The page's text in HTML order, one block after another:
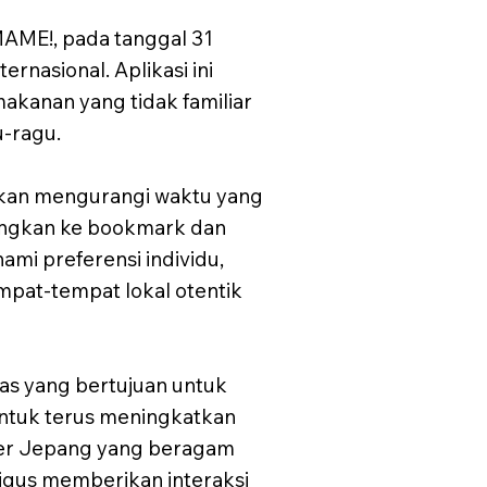
pada tanggal 31
Aplikasi ini
yang tidak familiar
ragu.
mengurangi waktu yang
ke bookmark dan
preferensi individu,
tempat lokal otentik
yang bertujuan untuk
terus meningkatkan
Jepang yang beragam
memberikan interaksi